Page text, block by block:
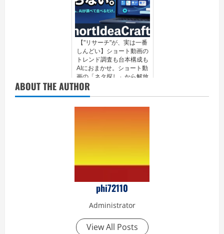
【"リサーチ"が、実は一番
しんどい】ショート動画の
トレンド調査も台本構成も
AIにおまかせ。ショート動
画の「ネタ探し」から解放
される台本＆リサーチツー
ABOUT THE AUTHOR
phi72110
Administrator
View All Posts